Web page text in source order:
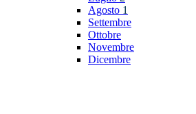
Agosto 1
Settembre
Ottobre
Novembre
Dicembre